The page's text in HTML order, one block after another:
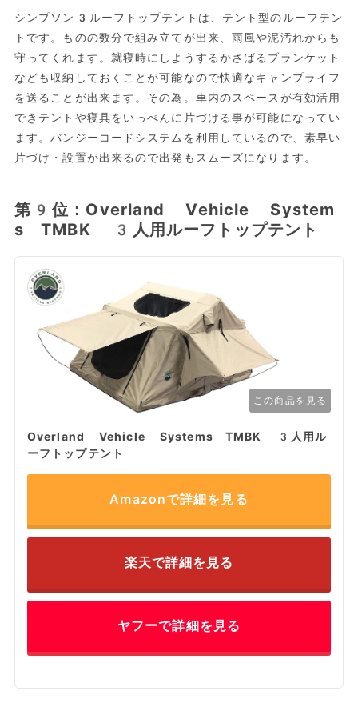
シンプソン3ルーフトップテントは、テント型のルーフテン
トです。ものの数分で組み立てが出来、雨風や泥汚れからも
守ってくれます。就寝時にしようするかさばるブランケット
なども収納しておくことが可能なので快適なキャンプライフ
を送ることが出来ます。その為。車内のスペースが有効活用
できテントや寝具をいっぺんに片づける事が可能になってい
ます。バンジーコードシステムを利用しているので、素早い
片づけ・設置が出来るので出発もスムーズになります。
第9位：Overland Vehicle System
s TMBK 3人用ルーフトップテント
この商品を見る
Overland Vehicle Systems TMBK 3人用ル
ーフトップテント
Amazonで詳細を見る
楽天で詳細を見る
ヤフーで詳細を見る